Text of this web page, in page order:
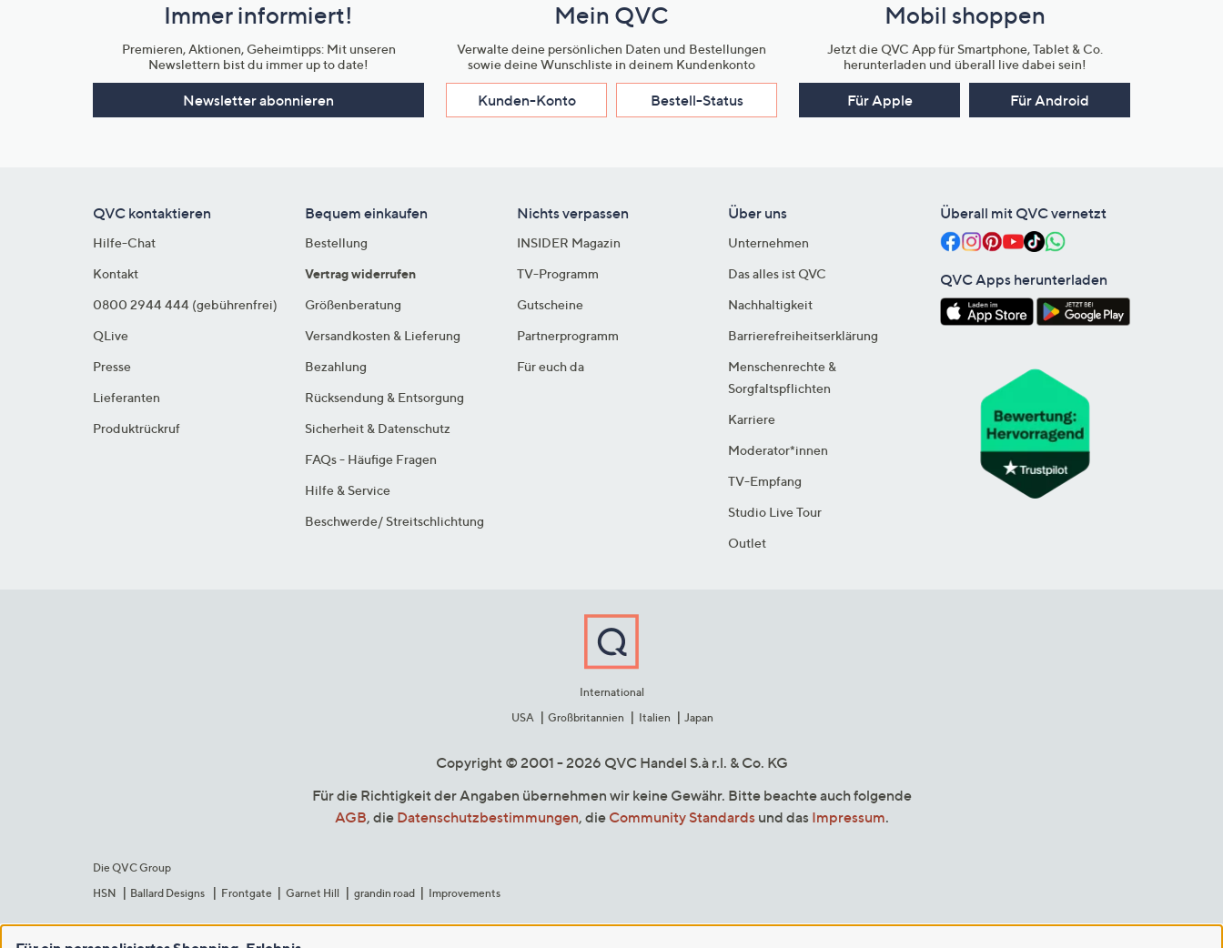
Unternehmensinformationen
Immer informiert!
Premieren, Aktionen, Geheimtipps: Mit unseren
Newslettern bist du immer up to date!
Newsletter abonnieren
Mein QVC
Verwalte deine persönlichen Daten und Bestellungen
sowie deine Wunschliste in deinem Kundenkonto
Kunden-Konto Bestell-Status
Mobil shoppen
Jetzt die QVC App für Smartphone, Tablet & Co.
herunterladen und überall live dabei sein!
Für Apple Für Android
QVC kontaktieren
Hilfe-Chat
Kontakt
0800 2944 444 (gebührenfrei)
QLive
Presse
Lieferanten
Produktrückruf
Bequem einkaufen
Bestellung
Vertrag widerrufen
Größenberatung
Versandkosten & Lieferung
Bezahlung
Rücksendung & Entsorgung
Sicherheit & Datenschutz
FAQs - Häufige Fragen
Hilfe & Service
Beschwerde/ Streitschlichtung
Nichts verpassen
INSIDER Magazin
TV-Programm
Gutscheine
Partnerprogramm
Für euch da
Über uns
Unternehmen
Das alles ist QVC
Nachhaltigkeit
Barrierefreiheitserklärung
Menschenrechte &
Sorgfaltspflichten
Karriere
Moderator*innen
TV-Empfang
Studio Live Tour
Outlet
Überall mit QVC vernetzt
QVC Apps herunterladen
International
USA
Großbritannien Italien Japan
Copyright © 2001 - 2026 QVC Handel S.à r.l. & Co. KG
Für die Richtigkeit der Angaben übernehmen wir keine Gewähr. Bitte beachte auch folgende
AGB, die Datenschutzbestimmungen, die Community Standardsund das Impressum.
Die QVC Group
HSN
Ballard Designs Frontgate Garnet Hill grandin road Improvements